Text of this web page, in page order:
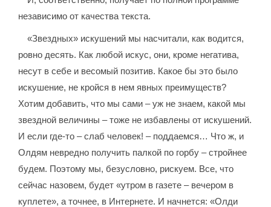
независимо от качества текста.
«Звездных» искушений мы насчитали, как водится,
ровно десять. Как любой искус, они, кроме негатива,
несут в себе и весомый позитив. Какое бы это было
искушение, не кройся в нем явных преимуществ?
Хотим добавить, что мы сами – уж не знаем, какой мы
звездной величины – тоже не избавлены от искушений.
И если где-то – слаб человек! – поддаемся… Что ж, и
Олдям невредно получить палкой по горбу – стройнее
будем. Поэтому мы, безусловно, рискуем. Все, что
сейчас назовем, будет «утром в газете – вечером в
куплете», а точнее, в Интернете. И начнется: «Олди